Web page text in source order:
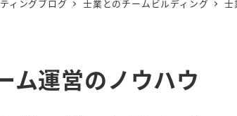
ィングブログ 士業とのチームビルディング 士
ム運営のノウハウ